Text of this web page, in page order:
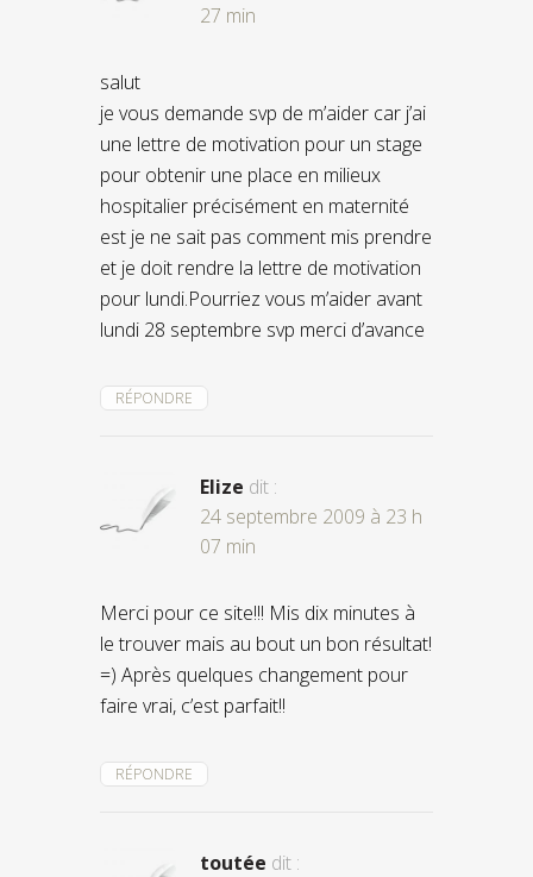
27 min
salut
je vous demande svp de m’aider car j’ai
une lettre de motivation pour un stage
pour obtenir une place en milieux
hospitalier précisément en maternité
est je ne sait pas comment mis prendre
et je doit rendre la lettre de motivation
pour lundi.Pourriez vous m’aider avant
lundi 28 septembre svp merci d’avance
RÉPONDRE
Elize dit :
24 septembre 2009 à 23 h
07 min
Merci pour ce site!!! Mis dix minutes à
le trouver mais au bout un bon résultat!
=) Après quelques changement pour
faire vrai, c’est parfait!!
RÉPONDRE
toutée dit :